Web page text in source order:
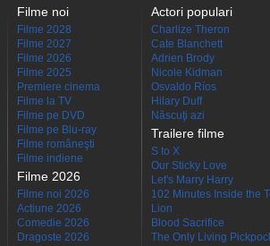
Filme noi
Filme 2028
Filme 2027
Filme 2026
Filme 2025
Premiere cinema
Filme la TV
Filme pe DVD
Filme pe Blu-ray
Filme româneşti
Filme indiene
Filme 2026
Filme noi 2026
Actiune 2026
Comedie 2026
Dragoste 2026
Actori populari
Charlize Theron
Cate Blanchett
Adrien Brody
Nicole Kidman
Osvaldo Ríos
Hilary Duff
Născuţi azi
Trailere filme
S to X
Our Sticky Love
Let's Marry Harry
102 Minutes Inside the
Lion
Blood Sacrifice
The Only Living